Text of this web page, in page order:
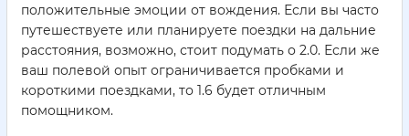
положительные эмоции от вождения. Если вы часто
путешествуете или планируете поездки на дальние
расстояния, возможно, стоит подумать о 2.0. Если же
ваш полевой опыт ограничивается пробками и
короткими поездками, то 1.6 будет отличным
помощником.